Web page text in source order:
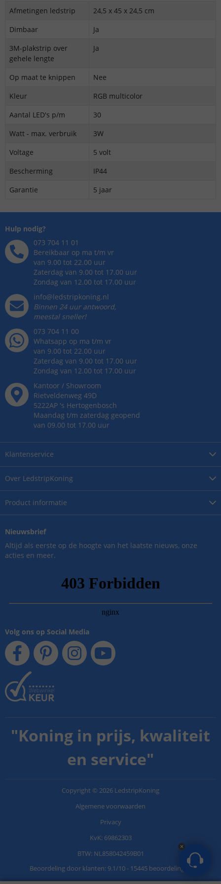
Afmetingen ledstrip
24,5 x 45 x 24,5 cm
Dimbaar
Ja
3M-plakstrip over
gehele lengte
Ja
Op maat te knippen
Nee
Kleur
RGB multicolor
Aantal LED's p/m
30
Watt - max. verbruik
3W
Voltage
5 volt
Bescherming
IP44
Garantie
5 jaar
Over LedstripKoning
Product informatie
Klantenservice
Hulp nodig?
073 704 11 01
Bereikbaar op ma t/m vr
van 9.00 tot 22.00 uur
Zaterdag van 9.00 tot 17.00 uur
Zondag van 12.00 tot 17.00 uur
info@ledstripkoning.nl
Binnen 24 uur antwoord,
meestal sneller!
073 704 11 00
Whatsapp op ma t/m vr
van 9.00 tot 22.00 uur
Zaterdag van 9.00 tot 17.00 uur
Zondag van 12.00 tot 17.00 uur
Kantoor / Showroom
Rietveldenweg 49D
5222AP 's Hertogenbosch
Maandag t/m zaterdag geopend
van 09.00 tot 17.00 uur
Nieuwsbrief
Altijd als eerste op de hoogte van het laatste nieuws, onze
acties en meer.
Volg ons op Social Media
"Koning in prijs, kwaliteit
en service"
Copyright © 2026 LedstripKoning
Algemene voorwaarden
Privacy
KvK: 69862303
BTW: NL858042459B01
Beoordeling door klanten: 9.1/10- 15445 beoordelingen